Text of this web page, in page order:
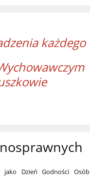
każdego
Dzień Godności Osób